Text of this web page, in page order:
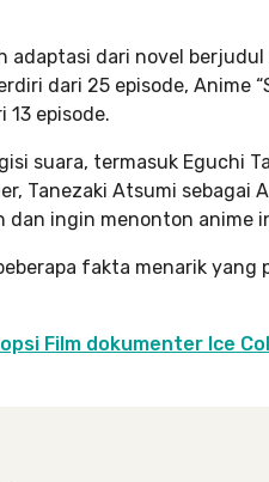
adaptasi dari novel
dari 25 episode, Anime
episode.
suara, termasuk Eguchi
Tanezaki Atsumi sebagai
dan ingin menonton anime
fakta menarik yang
Film dokumenter Ice